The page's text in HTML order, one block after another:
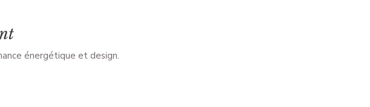
énergétique et design.